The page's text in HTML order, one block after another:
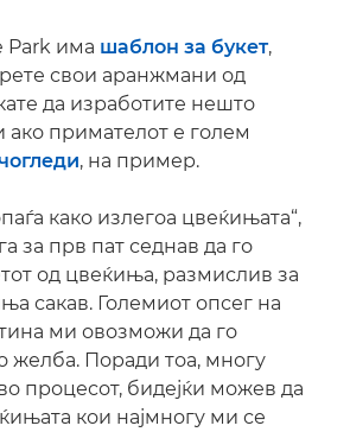
Park има шаблон за букет,
свои аранжмани од
да изработите нешто
ако примателот е голем
, на пример.
како излегоа цвеќињата“,
за прв пат седнав да го
од цвеќиња, размислив за
сакав. Големиот опсег на
ми овозможи да го
желба. Поради тоа, многу
процесот, бидејќи можев да
кои најмногу ми се